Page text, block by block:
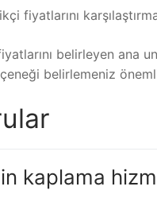
fiyatlarını
belirleyen ana
belirlemeniz
kaplama